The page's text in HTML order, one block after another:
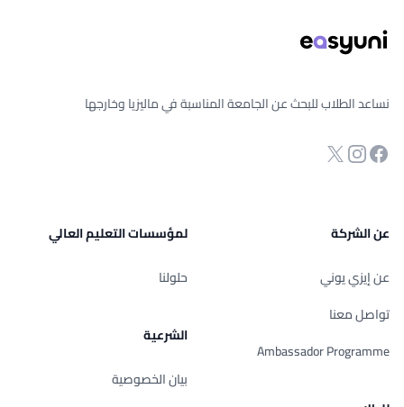
نساعد الطلاب للبحث عن الجامعة المناسبة في ماليزيا وخارجها
صفحة الفيسبوك
انستجرام
Twitter
عن الشركة
عن إيزي يوني
تواصل معنا
Ambassador Programme
لمؤسسات التعليم العالي
حلولنا
الشرعية
بيان الخصوصية